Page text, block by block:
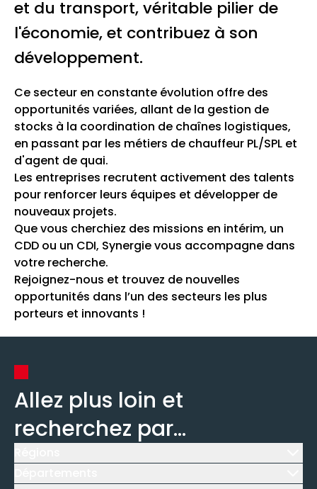
et du transport, véritable pilier de
l'économie, et contribuez à son
développement.
Ce secteur en constante évolution offre des
opportunités variées, allant de la gestion de
stocks à la coordination de chaînes logistiques,
en passant par les métiers de chauffeur PL/SPL et
d'agent de quai.
Les entreprises recrutent activement des talents
pour renforcer leurs équipes et développer de
nouveaux projets.
Que vous cherchiez des missions en intérim, un
CDD ou un CDI, Synergie vous accompagne dans
votre recherche.
Rejoignez-nous et trouvez de nouvelles
opportunités dans l’un des secteurs les plus
porteurs et innovants !
Allez plus loin et
recherchez par...